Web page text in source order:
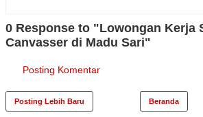
0 Response to "Lowongan Kerja
Canvasser di Madu Sari"
Posting Komentar
Posting Lebih Baru Beranda